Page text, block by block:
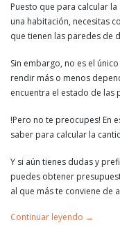
Puesto que para calcular
una habitación, necesitas
que tienen las paredes de
Sin embargo, no es el
rendir más o menos
encuentra el estado de las
!Pero no te preocupes! En
saber para calcular la
Y si aún tienes dudas y
puedes obtener
al que más te conviene de
Continuar leyendo →